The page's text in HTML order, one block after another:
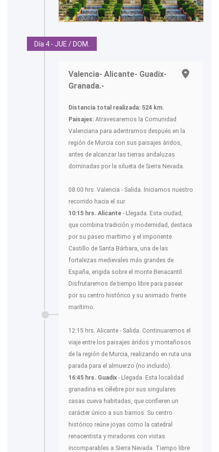
Día 4 - JUE / DOM.
Valencia- Alicante- Guadix-
Granada.-
Distancia total realizada: 524 km.
Paisajes: Atravesaremos la Comunidad
Valenciana para adentrarnos después en la
región de Murcia con sus paisajes áridos,
antes de alcanzar las tierras andaluzas
dominadas por la silueta de Sierra Nevada.
08:00 hrs. Valencia - Salida. Iniciamos nuestro
recorrido hacia el sur.
10:15 hrs. Alicante - Llegada. Esta ciudad,
que combina tradición y modernidad, destaca
por su paseo marítimo y el imponente
Castillo de Santa Bárbara, una de las
fortalezas medievales más grandes de
España, erigida sobre el monte Benacantil.
Disfrutaremos de tiempo libre para pasear
por su centro histórico y su animado frente
marítimo.
12:15 hrs. Alicante - Salida. Continuaremos el
viaje entre los paisajes áridos y montañosos
de la región de Murcia, realizando en ruta una
parada para el almuerzo (no incluido).
16:45 hrs. Guadix - Llegada. Esta localidad
granadina es célebre por sus singulares
casas cueva habitadas, que confieren un
carácter único a sus barrios. Su centro
histórico reúne joyas como la catedral
renacentista y miradores con vistas
incomparables a Sierra Nevada. Tiempo libre